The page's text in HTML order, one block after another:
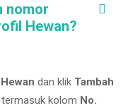
nomor
Hewan?
dan klik Tambah
kolom No.